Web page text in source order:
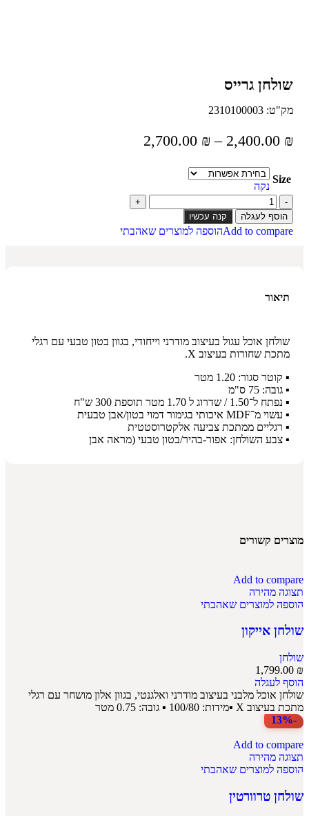
שולחן גרייס
מק"ט: 2310100003
2,400.00 ₪
–
2,700.00 ₪
Size
נקה
הוסף לעגלה קנה עכשיו
Add to compareהוספה למוצרים שאהבתי
תיאור
שולחן אוכל עגול בעיצוב מודרני וייחודי, בגוון בטון טבעי עם רגלי
מתכת שחורות בעיצוב X.
▪ קוטר סגור: 1.20 מטר
▪ גובה: 75 ס"מ
▪ נפתח ל־1.50 / שדרוג ל 1.70 מטר תוספת 300 ש"ח
▪ עשוי מ־MDF איכותי בגימור דמוי בטון/אבן טבעית
▪ רגליים ממתכת צביעה אלקטרוסטטית
▪ צבע השולחן: אפור-בהיר/בטון טבעי (מראה אבן
מוצרים קשורים
Add to compare
תצוגה מהירה
הוספה למוצרים שאהבתי
שולחן אייקון
שולחן
1,799.00 ₪
הוסף לעגלה
שולחן אוכל מלבני בעיצוב מודרני ואלגנטי, בגוון אלון מושחר עם רגלי
מתכת בעיצוב X ▪מידות: 100/80 ▪ גובה: 0.75 מטר
-13%
Add to compare
תצוגה מהירה
הוספה למוצרים שאהבתי
שולחן טרוורטין